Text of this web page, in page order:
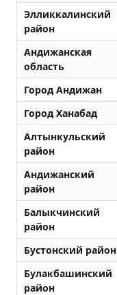
Элликкалинский
район
Андижанская
область
Город Андижан
Город Ханабад
Алтынкульский
район
Андижанский
район
Балыкчинский
район
Бустонский район
Булакбашинский
район